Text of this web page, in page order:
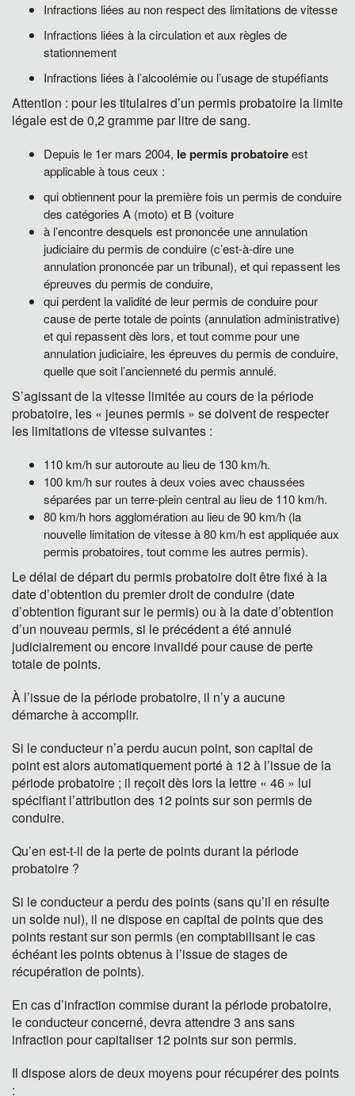
Infractions liées au non respect des limitations de vitesse
Infractions liées à la circulation et aux règles de
stationnement
Infractions liées à l’alcoolémie ou l’usage de stupéfiants
Attention : pour les titulaires d’un permis probatoire la limite
légale est de 0,2 gramme par litre de sang.
Depuis le 1er mars 2004, le permis probatoireest
applicable à tous ceux :
qui obtiennent pour la première fois un permis de conduire
des catégories A (moto) et B (voiture
à l’encontre desquels est prononcée une annulation
judiciaire du permis de conduire (c’est-à-dire une
annulation prononcée par un tribunal), et qui repassent les
épreuves du permis de conduire,
qui perdent la validité de leur permis de conduire pour
cause de perte totale de points (annulation administrative)
et qui repassent dès lors, et tout comme pour une
annulation judiciaire, les épreuves du permis de conduire,
quelle que soit l’ancienneté du permis annulé.
S’agissant de la vitesse limitée au cours de la période
probatoire, les « jeunes permis » se doivent de respecter
les limitations de vitesse suivantes :
110 km/h sur autoroute au lieu de 130 km/h.
100 km/h sur routes à deux voies avec chaussées
séparées par un terre-plein central au lieu de 110 km/h.
80 km/h hors agglomération au lieu de 90 km/h (la
nouvelle limitation de vitesse à 80 km/h est appliquée aux
permis probatoires, tout comme les autres permis).
Le délai de départ du permis probatoire doit être fixé à la
date d’obtention du premier droit de conduire (date
d’obtention figurant sur le permis) ou à la date d’obtention
d’un nouveau permis, si le précédent a été annulé
judiciairement ou encore invalidé pour cause de perte
totale de points.
À l’issue de la période probatoire, il n’y a aucune
démarche à accomplir.
Si le conducteur n’a perdu aucun point, son capital de
point est alors automatiquement porté à 12 à l’issue de la
période probatoire ; il reçoit dès lors la lettre « 46 » lui
spécifiant l’attribution des 12 points sur son permis de
conduire.
Qu’en est-t-il de la perte de points durant la période
probatoire ?
Si le conducteur a perdu des points (sans qu’il en résulte
un solde nul), il ne dispose en capital de points que des
points restant sur son permis (en comptabilisant le cas
échéant les points obtenus à l’issue de stages de
récupération de points).
En cas d’infraction commise durant la période probatoire,
le conducteur concerné, devra attendre 3 ans sans
infraction pour capitaliser 12 points sur son permis.
Il dispose alors de deux moyens pour récupérer des points
: